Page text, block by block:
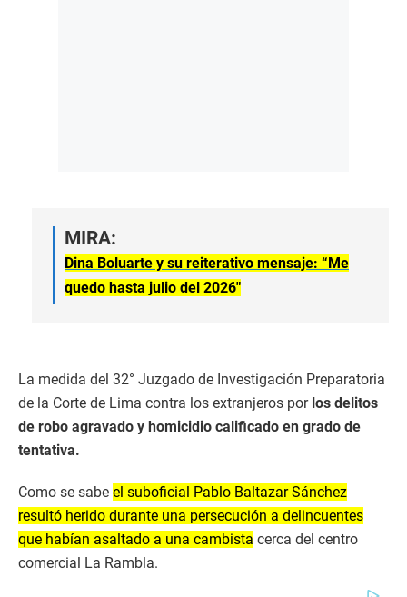
MIRA:
Dina Boluarte y su reiterativo mensaje: “Me
quedo hasta julio del 2026″
La medida del 32° Juzgado de Investigación Preparatoria
de la Corte de Lima contra los extranjeros por los delitos
de robo agravado y homicidio calificado en grado de
tentativa.
Como se sabe el suboficial Pablo Baltazar Sánchez
resultó herido durante una persecución a delincuentes
que habían asaltado a una cambista cerca del centro
comercial La Rambla.